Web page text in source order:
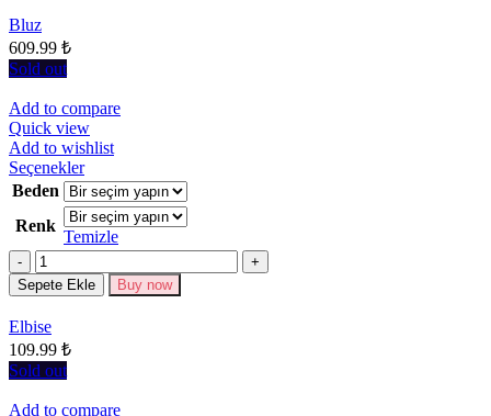
Bluz
609.99 ₺
Sold out
Add to compare
Quick view
Add to wishlist
SeçeneklerBu
ürünün
birden
fazla
varyasyonu
Seçenekler
Beden
Renk
Temizle
Miktar
Sepete Ekle Buy now
Elbise
109.99 ₺
Sold out
Add to compare